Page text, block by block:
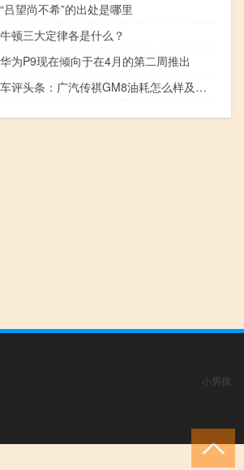
“吕望尚不希”的出处是哪里
牛顿三大定律各是什么？
华为P9现在倾向于在4月的第二周推出
车评头条：广汽传祺GM8油耗怎么样及广汽传祺GM8有什么优势
小男孩